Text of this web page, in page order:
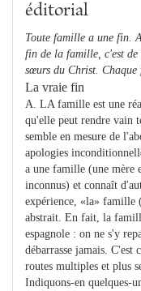
éditorial
Toute famille a une fin.
fin de la famille, c'est de
sœurs du Christ. Chaque
La vraie fin
A. LA famille est une
qu'elle peut rendre vain
semble en mesure de
apologies
a une famille (une mère
inconnus) et connaît
expérience, «la» famille
abstrait. En fait, la
espagnole : on ne s'y
débarrasse jamais. C'est
routes multiples et plus
Indiquons-en quelques-